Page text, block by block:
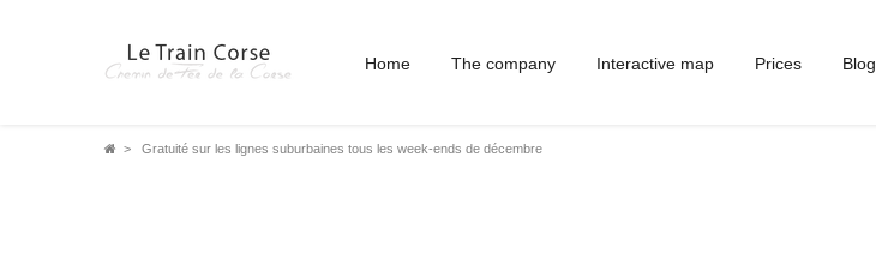
Home The company Interactive map Prices Blog
Breadcrumb
Gratuité sur les lignes suburbaines tous les week-ends de décembre